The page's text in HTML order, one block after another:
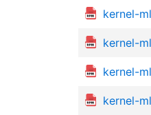
kernel-
kernel-
kernel-
kernel-